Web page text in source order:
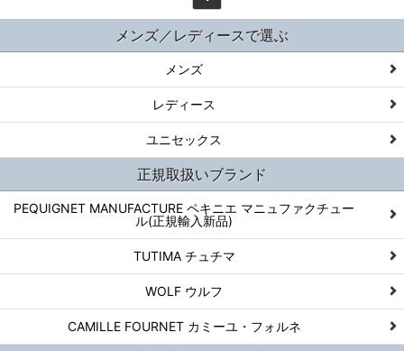
メンズ／レディースで選ぶ
メンズ
レディース
ユニセックス
正規取扱いブランド
PEQUIGNET MANUFACTURE ペキニエ マニュファクチュー
ル(正規輸入新品)
TUTIMA チュチマ
WOLF ウルフ
CAMILLE FOURNET カミーユ・フォルネ